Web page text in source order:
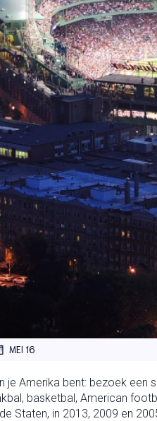
MEI 16
je Amerika bent: bezoek
basketbal, American
Staten, in 2013, 2009 en